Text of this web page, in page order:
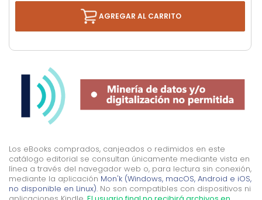
AGREGAR AL CARRITO
Los eBooks comprados, canjeados o redimidos en este
catálogo editorial se consultan únicamente mediante vista en
línea a través del navegador web o, para lectura sin conexión,
mediante la aplicación Mon'k (Windows, macOS, Android e iOS,
no disponible en Linux). No son compatibles con dispositivos ni